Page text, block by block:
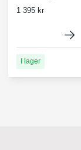
1 395 kr
I lager